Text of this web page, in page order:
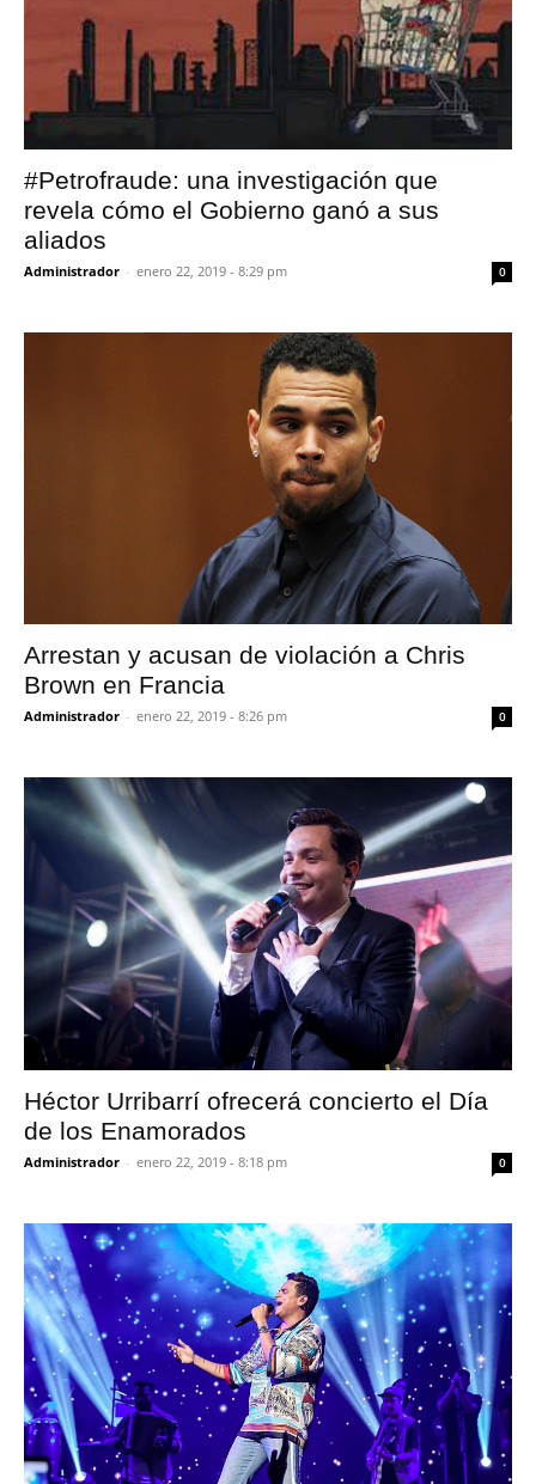
#Petrofraude: una investigación que
revela cómo el Gobierno ganó a sus
aliados
Administrador - enero 22, 2019 - 8:29 pm 0
Arrestan y acusan de violación a Chris
Brown en Francia
Administrador - enero 22, 2019 - 8:26 pm 0
Héctor Urribarrí ofrecerá concierto el Día
de los Enamorados
Administrador - enero 22, 2019 - 8:18 pm 0